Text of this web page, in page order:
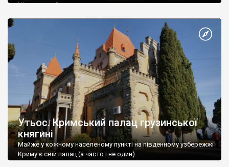
Ніжин греки?
Утьос. Кримський палац грузинської
княгині
Майже у кожному населеному пункті на південному узбережжі
Криму є свій палац (а часто і не один).